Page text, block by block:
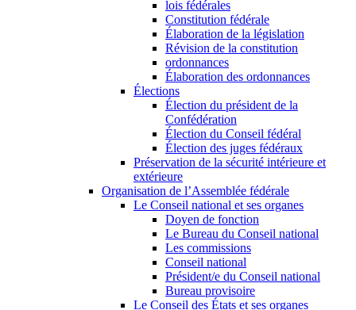
lois fédérales
Constitution fédérale
Élaboration de la législation
Révision de la constitution
ordonnances
Élaboration des ordonnances
Élections
Élection du président de la
Confédération
Élection du Conseil fédéral
Élection des juges fédéraux
Préservation de la sécurité intérieure et
extérieure
Organisation de l’Assemblée fédérale
Le Conseil national et ses organes
Doyen de fonction
Le Bureau du Conseil national
Les commissions
Conseil national
Président/e du Conseil national
Bureau provisoire
Le Conseil des États et ses organes